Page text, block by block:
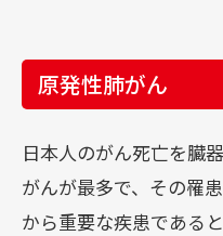
入札･契約情報
採用情報
原発性肺がん
日本人のがん死亡を臓
がんが最多で、その罹
から重要な疾患である